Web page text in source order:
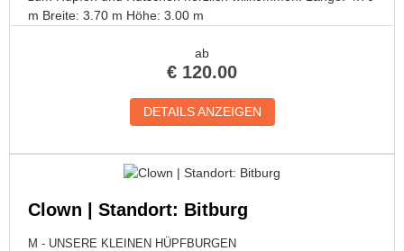
m Breite: 3.70 m Höhe: 3.00 m
ab
€ 120.00
DETAILS ANZEIGEN
Clown | Standort: Bitburg
M - UNSERE KLEINEN HÜPFBURGEN